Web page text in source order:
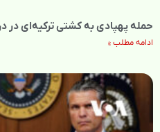
حمله پهپادی به کشتی ترکیه‌ای در
ادامه مطلب »